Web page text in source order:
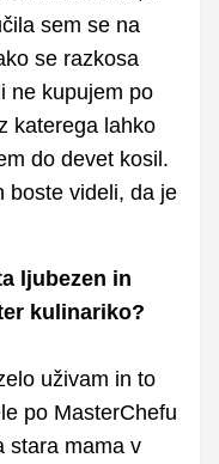
sem se na
se razkosa
ne kupujem po
katerega lahko
do devet kosil.
boste videli, da je
ljubezen in
kulinariko?
uživam in to
po MasterChefu
stara mama v